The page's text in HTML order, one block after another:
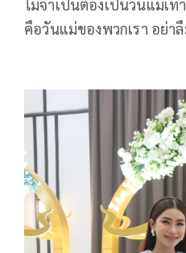
ไม่จำเป็นต้องเป็นวันแม่เ
คือวันแม่ของพวกเรา อย่